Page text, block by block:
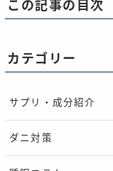
この記事の目次
カテゴリー
サプリ・成分紹介
ダニ対策